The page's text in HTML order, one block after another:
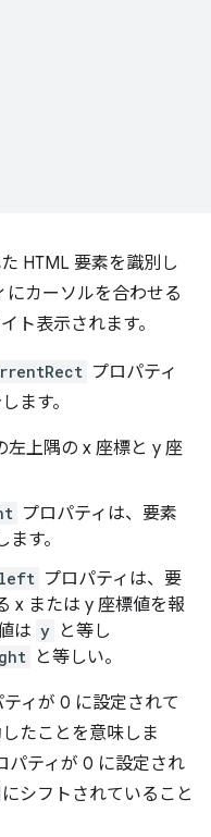
HTML 要素を識別し
にカーソルを合わせる
ト表示されます。
プロパティ
ます。
左上隅の x 座標と y 座
プロパティは、要素
す。
left プロパティは、要
x または y 座標値を報
は y と等し
と等しい。
ィが 0 に設定されて
たことを意味しま
パティが 0 に設定され
シフトされていること